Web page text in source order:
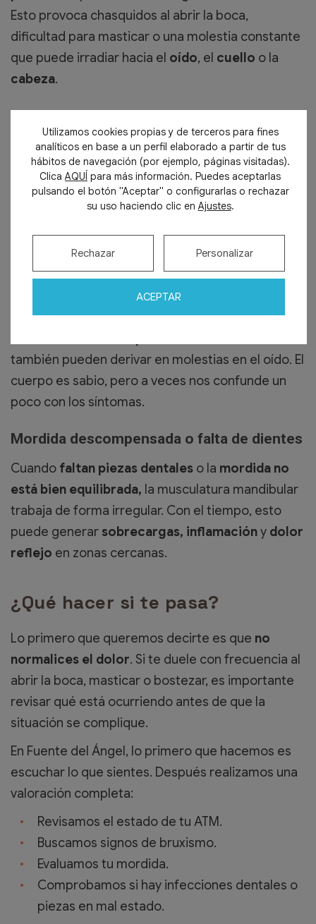
Esto provoca chasquidos al abrir la boca,
dificultad para masticar o una molestia constante
que puede irradiar hacia el oído, el cuello o la
cabeza.
Bruxismo
Apretar o rechinar los dientes(de forma
consciente o inconsciente) somete a la mandíbula
a una presión constante. El resultado: dolor
muscular, rigidez, inflamación articular y, en
con presión.
Unamuela del juicio inflamándoseo una
también pueden derivar en molestias en el oído. El
cuerpo es sabio, pero a veces nos confunde un
poco con los síntomas.
Mordida descompensada o falta de dientes
Cuando faltan piezas dentales o la mordida no
está bien equilibrada, la musculatura mandibular
trabaja de forma irregular. Con el tiempo, esto
puede generar sobrecargas, inflamacióny dolor
reflejo en zonas cercanas.
¿Qué hacer si te pasa?
Lo primero que queremos decirte es que no
normalices el dolor. Si te duele con frecuencia al
abrir la boca, masticar o bostezar, es importante
revisar qué está ocurriendo antes de que la
situación se complique.
En Fuente del Ángel, lo primero que hacemos es
escuchar lo que sientes. Después realizamos una
valoración completa:
Revisamos el estado de tu ATM.
Buscamos signos de bruxismo.
Evaluamos tu mordida.
Comprobamos si hay infecciones dentales o
piezas en mal estado.
Utilizamos cookies propias y de terceros para fines
analíticos en base a un perfil elaborado a partir de tus
hábitos de navegación (por ejemplo, páginas visitadas).
ClicaAQUÍ para más información. Puedes aceptarlas
pulsando el botón "Aceptar" o configurarlas o rechazar
su uso haciendo clic enAjustes.
ACEPTAR
Rechazar Personalizar